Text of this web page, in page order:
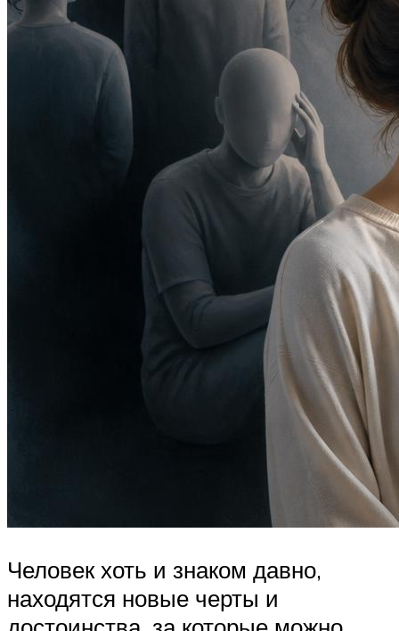
Человек хоть и знаком давно,
находятся новые черты и